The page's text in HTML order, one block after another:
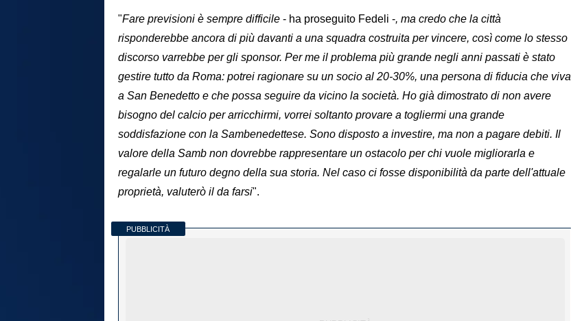
"Fare previsioni è sempre difficile - ha proseguito Fedeli -, ma credo che la città
risponderebbe ancora di più davanti a una squadra costruita per vincere, così come lo stesso
discorso varrebbe per gli sponsor. Per me il problema più grande negli anni passati è stato
gestire tutto da Roma: potrei ragionare su un socio al 20-30%, una persona di fiducia che viva
a San Benedetto e che possa seguire da vicino la società. Ho già dimostrato di non avere
bisogno del calcio per arricchirmi, vorrei soltanto provare a togliermi una grande
soddisfazione con la Sambenedettese. Sono disposto a investire, ma non a pagare debiti. Il
valore della Samb non dovrebbe rappresentare un ostacolo per chi vuole migliorarla e
regalarle un futuro degno della sua storia. Nel caso ci fosse disponibilità da parte dell'attuale
proprietà, valuterò il da farsi".
PUBBLICITÀ